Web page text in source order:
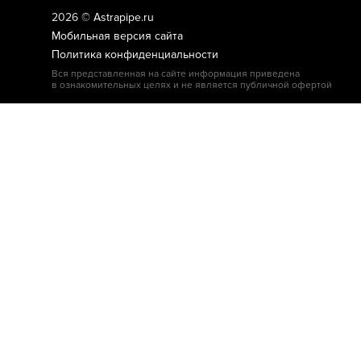
2026 © Astrapipe.ru
Мобильная версия сайта
Политика конфиденциальности
Вся представленная на сайте информация приведена
в ознакомительных целях и не является публичной офертой